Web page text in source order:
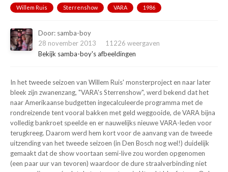
Willem Ruis Sterrenshow VARA 1986
Door: samba-boy
28 november 2013
11226 weergaven
Bekijk samba-boy's afbeeldingen
In het tweede seizoen van Willem Ruis' monsterproject en naar later
bleek zijn zwanenzang, "VARA's Sterrenshow", werd bekend dat het
naar Amerikaanse budgetten ingecalculeerde programma met de
rondreizende tent vooral bakken met geld weggooide, de VARA bijna
volledig bankroet speelde en er nauwelijks nieuwe VARA-leden voor
terugkreeg. Daarom werd hem kort voor de aanvang van de tweede
uitzending van het tweede seizoen (in Den Bosch nog wel!) duidelijk
gemaakt dat de show voortaan semi-live zou worden opgenomen
(een paar uur van tevoren) waardoor de dure straalverbinding niet